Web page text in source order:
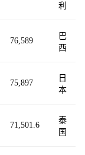
利
76,589
巴
西
75,897
日
本
71,501.6
泰
国